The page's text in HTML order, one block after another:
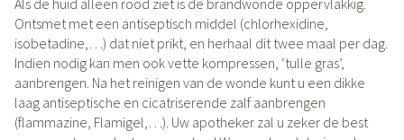
Als de huid alleen rood ziet is de brandwonde oppervlakkig.
Ontsmet met een antiseptisch middel (chlorhexidine,
isobetadine,…) dat niet prikt, en herhaal dit twee maal per dag.
Indien nodig kan men ook vette kompressen, ‘tulle gras’,
aanbrengen. Na het reinigen van de wonde kunt u een dikke
laag antiseptische en cicatriserende zalf aanbrengen
(flammazine, Flamigel,…). Uw apotheker zal u zeker de best